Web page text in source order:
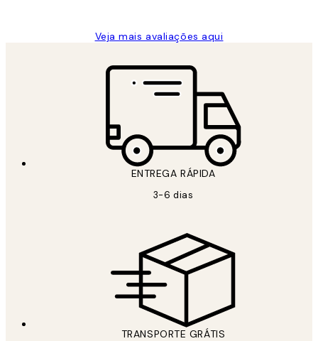
Veja mais avaliações aqui
ENTREGA RÁPIDA
3-6 dias
TRANSPORTE GRÁTIS